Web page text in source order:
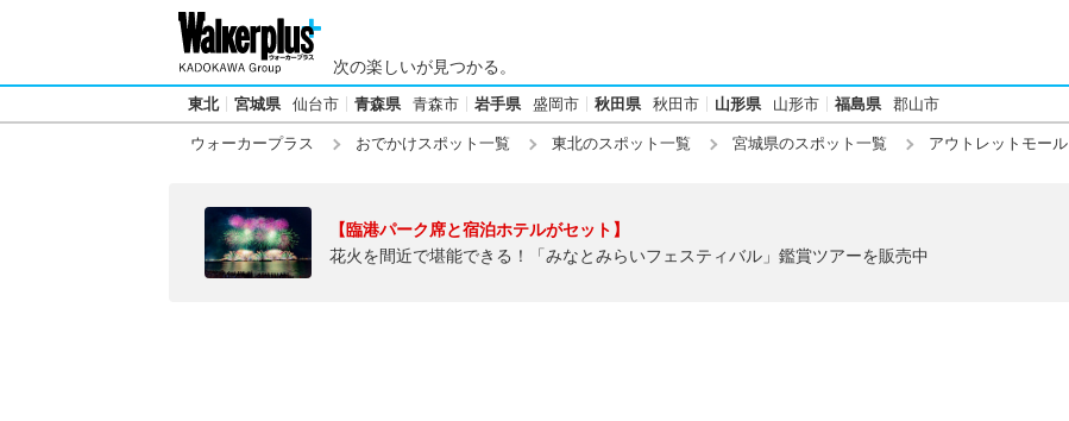
次の楽しいが見つかる。
東北 宮城県 仙台市 青森県 青森市 岩手県 盛岡市 秋田県 秋田市 山形県 山形市 福島県 郡山市
ウォーカープラス おでかけスポット一覧 東北のスポット一覧 宮城県のスポット一覧 アウトレットモール
【臨港パーク席と宿泊ホテルがセット】
花火を間近で堪能できる！「みなとみらいフェスティバル」鑑賞ツアーを販売中